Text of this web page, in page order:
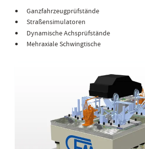
Ganzfahrzeugprüfstände
Straßensimulatoren
Dynamische Achsprüfstände
Mehraxiale Schwingtische